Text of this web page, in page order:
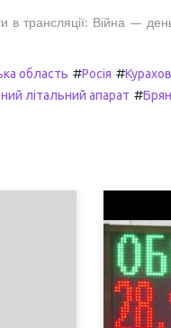
в трансляції: Війна —
область #Росія #
літальний апарат #